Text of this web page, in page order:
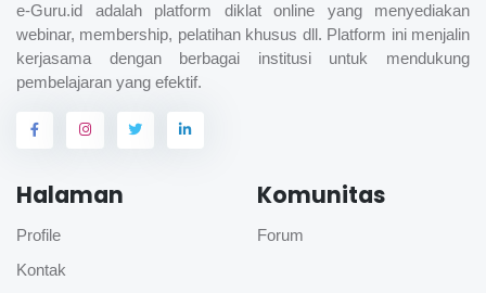
e-Guru.id adalah platform diklat online yang menyediakan
webinar, membership, pelatihan khusus dll. Platform ini menjalin
kerjasama dengan berbagai institusi untuk mendukung
pembelajaran yang efektif.
Halaman
Profile
Kontak
Komunitas
Forum